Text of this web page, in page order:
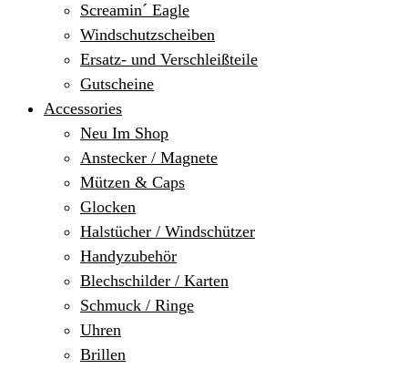
Screamin´ Eagle
Windschutzscheiben
Ersatz- und Verschleißteile
Gutscheine
Accessories
Neu Im Shop
Anstecker / Magnete
Mützen & Caps
Glocken
Halstücher / Windschützer
Handyzubehör
Blechschilder / Karten
Schmuck / Ringe
Uhren
Brillen